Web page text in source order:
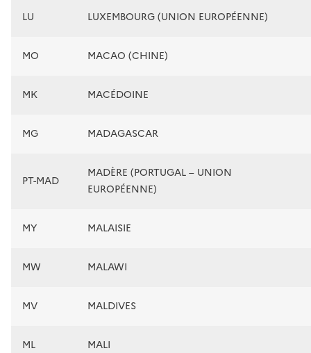
LU LUXEMBOURG (UNION EUROPÉENNE)
MO MACAO (CHINE)
MK MACÉDOINE
MG MADAGASCAR
PT-MAD
MADÈRE (PORTUGAL – UNION
EUROPÉENNE)
MY MALAISIE
MW MALAWI
MV MALDIVES
ML MALI